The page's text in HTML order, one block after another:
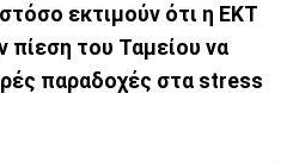
εκτιμούν ότι η ΕΚΤ
πίεση του Ταμείου να
παραδοχές στα stress